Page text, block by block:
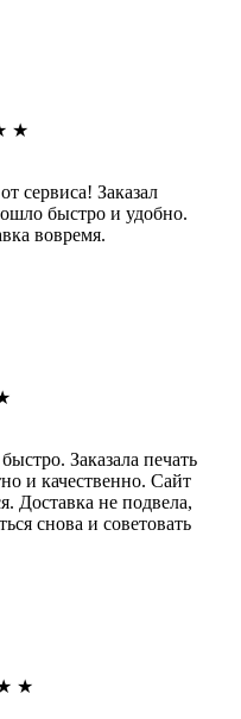
★
сервиса! Заказал
быстро и удобно.
вовремя.
Заказала печать
и качественно. Сайт
Доставка не подвела,
снова и советовать
★